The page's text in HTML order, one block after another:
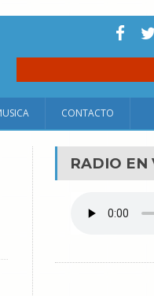
CONTACTO
RADIO EN